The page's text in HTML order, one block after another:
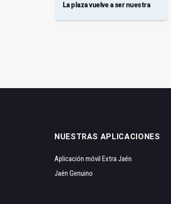
La plaza vuelve a ser nuestra
NUESTRAS APLICACIONES
Aplicación móvil Extra Jaén
Jaén Genuino